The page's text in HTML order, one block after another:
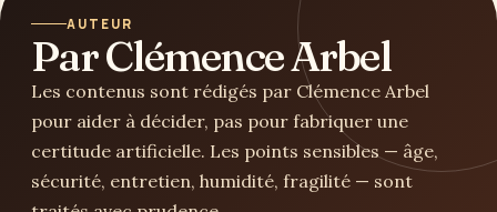
AUTEUR
Par Clémence Arbel
Les contenus sont rédigés par Clémence Arbel
pour aider à décider, pas pour fabriquer une
certitude artificielle. Les points sensibles — âge,
sécurité, entretien, humidité, fragilité — sont